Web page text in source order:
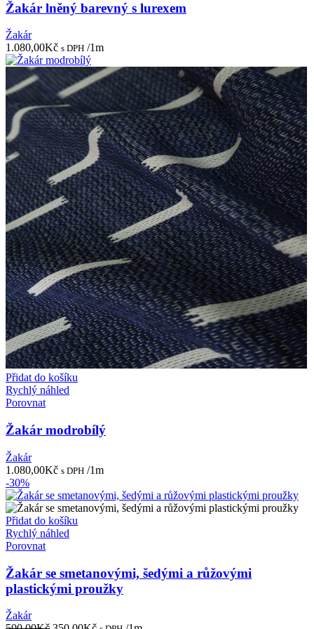
Žakár lněný barevný s lurexem
Žakár
1.080,00Kč s DPH /1m
Přidat do košíku
Rychlý náhled
Porovnat
Žakár modrobílý
Žakár
1.080,00Kč s DPH /1m
-30%
Přidat do košíku
Rychlý náhled
Porovnat
Žakár se smetanovými, šedými a růžovými
plastickými proužky
Žakár